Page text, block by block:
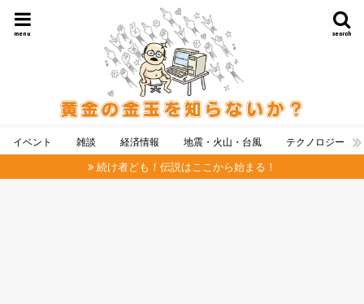
search
menu
イベント 雑談 経済情報 地震・火山・台風 テクノロジー
続け者ども！伝説はここから始まる！